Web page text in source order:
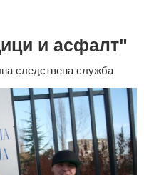
и асфалт"
следствена служба